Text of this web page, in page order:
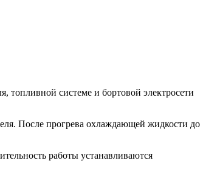
топливной системе и бортовой электросети
После прогрева охлаждающей жидкости до
работы устанавливаются